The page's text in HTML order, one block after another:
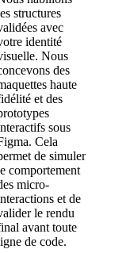
structures
avec
identité
Nous
des
haute
et des
sous
Cela
de simuler
comportement
micro-
et de
le rendu
avant toute
de code.